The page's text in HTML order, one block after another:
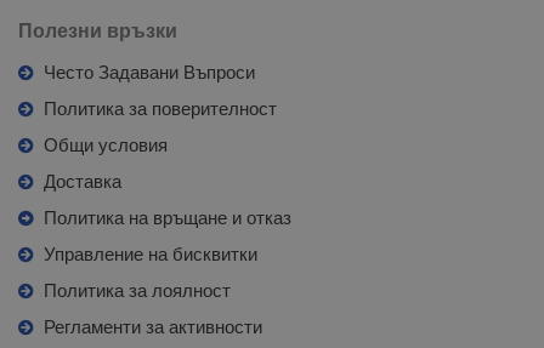
Полезни връзки
Често Задавани Въпроси
Политика за поверителност
Общи условия
Доставка
Политика на връщане и отказ
Управление на бисквитки
Политика за лоялност
Регламенти за активности